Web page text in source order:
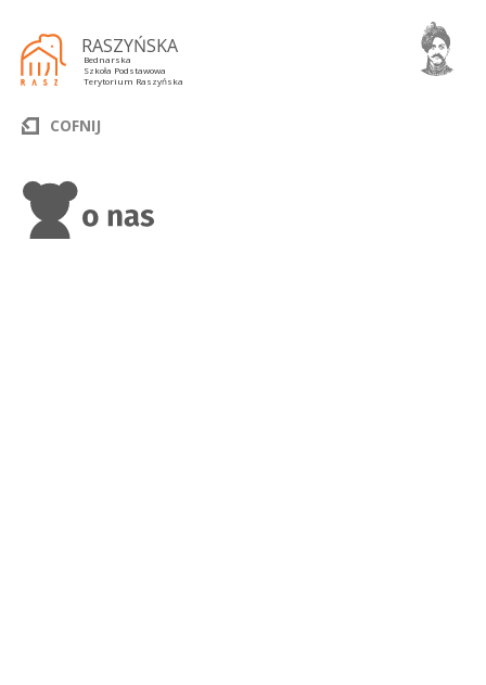
RASZYŃSKA
Bednarska
Szkoła Podstawowa
Terytorium Raszyńska
COFNIJ